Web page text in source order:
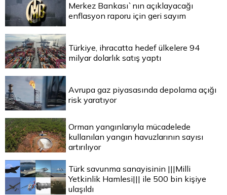
Merkez Bankası`nın açıklayacağı
enflasyon raporu için geri sayım
Türkiye, ihracatta hedef ülkelere 94
milyar dolarlık satış yaptı
Avrupa gaz piyasasında depolama açığı
risk yaratıyor
Orman yangınlarıyla mücadelede
kullanılan yangın havuzlarının sayısı
artırılıyor
Türk savunma sanayisinin |||Milli
Yetkinlik Hamlesi||| ile 500 bin kişiye
ulaşıldı